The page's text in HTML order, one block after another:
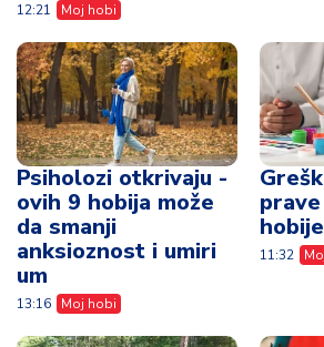
12:21 Moj hobi
Psiholozi otkrivaju -
ovih 9 hobija može
da smanji
anksioznost i umiri
um
13:16 Moj hobi
11:32